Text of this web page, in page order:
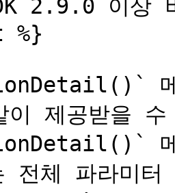
2.9.0 이상
%}
메소
이 제공받을
메
전체 파라미